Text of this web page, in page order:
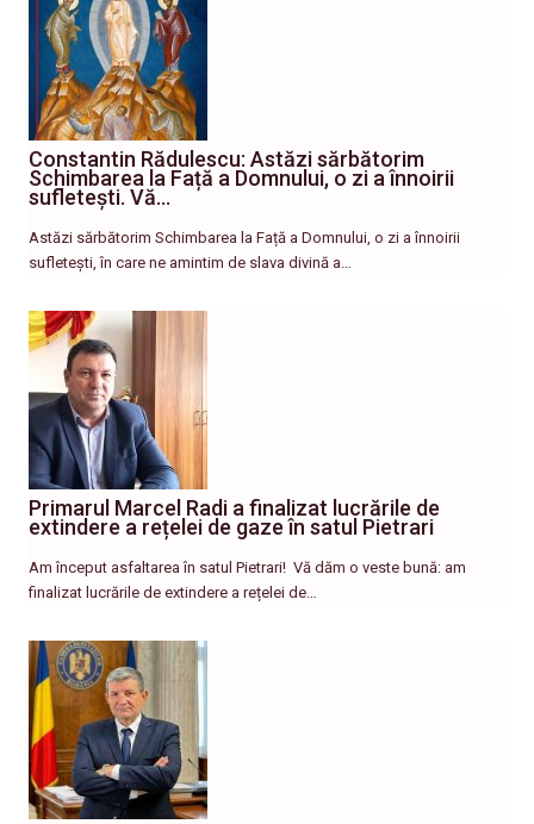
Constantin Rădulescu: Astăzi sărbătorim
Schimbarea la Față a Domnului, o zi a înnoirii
sufletești. Vă…
Astăzi sărbătorim Schimbarea la Față a Domnului, o zi a înnoirii
sufletești, în care ne amintim de slava divină a…
Primarul Marcel Radi a finalizat lucrările de
extindere a rețelei de gaze în satul Pietrari
Am început asfaltarea în satul Pietrari! ​ Vă dăm o veste bună: am
finalizat lucrările de extindere a rețelei de…